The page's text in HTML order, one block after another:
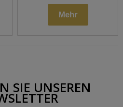
Mehr
SIE UNSEREN